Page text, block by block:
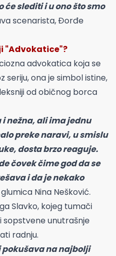
će slediti i u ono što smo
scenarista, Đorđe
"Advokatice"?
advokatica koja se
seriju, ona je simbol istine,
od običnog borca
nežna, ali ima jednu
preke naravi, u smislu
dosta brzo reaguje.
čovek čime god da se
i da je nekako
Nina Nešković.
Slavko, kojeg tumači
sopstvene unutrašnje
radnju.
pokušava na najbolji